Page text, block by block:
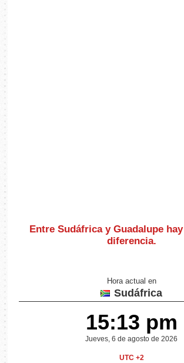
Entre Sudáfrica y Guadalupe hay
diferencia.
Hora actual en
Sudáfrica
15:13 pm
Jueves, 6 de agosto de 2026
UTC +2